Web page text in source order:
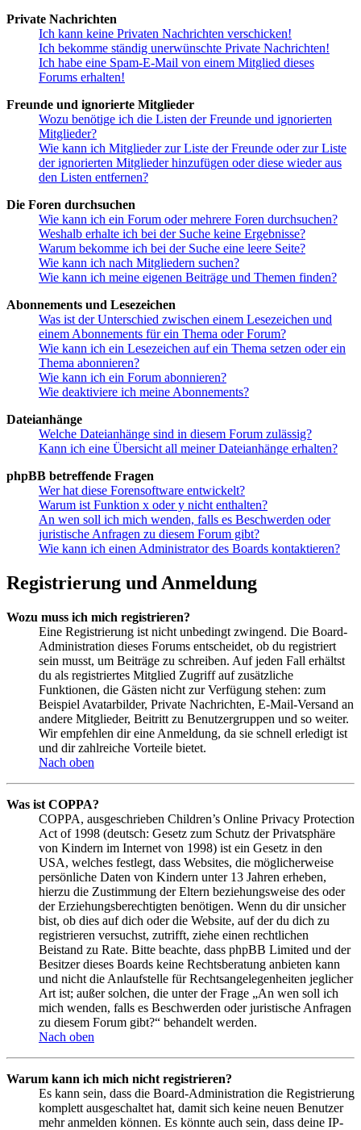
Private Nachrichten
Ich kann keine Privaten Nachrichten verschicken!
Ich bekomme ständig unerwünschte Private Nachrichten!
Ich habe eine Spam-E-Mail von einem Mitglied dieses
Forums erhalten!
Freunde und ignorierte Mitglieder
Wozu benötige ich die Listen der Freunde und ignorierten
Mitglieder?
Wie kann ich Mitglieder zur Liste der Freunde oder zur Liste
der ignorierten Mitglieder hinzufügen oder diese wieder aus
den Listen entfernen?
Die Foren durchsuchen
Wie kann ich ein Forum oder mehrere Foren durchsuchen?
Weshalb erhalte ich bei der Suche keine Ergebnisse?
Warum bekomme ich bei der Suche eine leere Seite?
Wie kann ich nach Mitgliedern suchen?
Wie kann ich meine eigenen Beiträge und Themen finden?
Abonnements und Lesezeichen
Was ist der Unterschied zwischen einem Lesezeichen und
einem Abonnements für ein Thema oder Forum?
Wie kann ich ein Lesezeichen auf ein Thema setzen oder ein
Thema abonnieren?
Wie kann ich ein Forum abonnieren?
Wie deaktiviere ich meine Abonnements?
Dateianhänge
Welche Dateianhänge sind in diesem Forum zulässig?
Kann ich eine Übersicht all meiner Dateianhänge erhalten?
phpBB betreffende Fragen
Wer hat diese Forensoftware entwickelt?
Warum ist Funktion x oder y nicht enthalten?
An wen soll ich mich wenden, falls es Beschwerden oder
juristische Anfragen zu diesem Forum gibt?
Wie kann ich einen Administrator des Boards kontaktieren?
Registrierung und Anmeldung
Wozu muss ich mich registrieren?
Eine Registrierung ist nicht unbedingt zwingend. Die Board-
Administration dieses Forums entscheidet, ob du registriert
sein musst, um Beiträge zu schreiben. Auf jeden Fall erhältst
du als registriertes Mitglied Zugriff auf zusätzliche
Funktionen, die Gästen nicht zur Verfügung stehen: zum
Beispiel Avatarbilder, Private Nachrichten, E-Mail-Versand an
andere Mitglieder, Beitritt zu Benutzergruppen und so weiter.
Wir empfehlen dir eine Anmeldung, da sie schnell erledigt ist
und dir zahlreiche Vorteile bietet.
Nach oben
Was ist COPPA?
COPPA, ausgeschrieben Children’s Online Privacy Protection
Act of 1998 (deutsch: Gesetz zum Schutz der Privatsphäre
von Kindern im Internet von 1998) ist ein Gesetz in den
USA, welches festlegt, dass Websites, die möglicherweise
persönliche Daten von Kindern unter 13 Jahren erheben,
hierzu die Zustimmung der Eltern beziehungsweise des oder
der Erziehungsberechtigten benötigen. Wenn du dir unsicher
bist, ob dies auf dich oder die Website, auf der du dich zu
registrieren versuchst, zutrifft, ziehe einen rechtlichen
Beistand zu Rate. Bitte beachte, dass phpBB Limited und der
Besitzer dieses Boards keine Rechtsberatung anbieten kann
und nicht die Anlaufstelle für Rechtsangelegenheiten jeglicher
Art ist; außer solchen, die unter der Frage „An wen soll ich
mich wenden, falls es Beschwerden oder juristische Anfragen
zu diesem Forum gibt?“ behandelt werden.
Nach oben
Warum kann ich mich nicht registrieren?
Es kann sein, dass die Board-Administration die Registrierung
komplett ausgeschaltet hat, damit sich keine neuen Benutzer
mehr anmelden können. Es könnte auch sein, dass deine IP-